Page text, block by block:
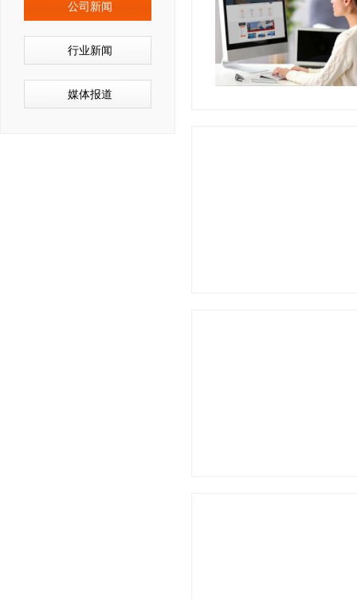
公司新闻
行业新闻
媒体报道